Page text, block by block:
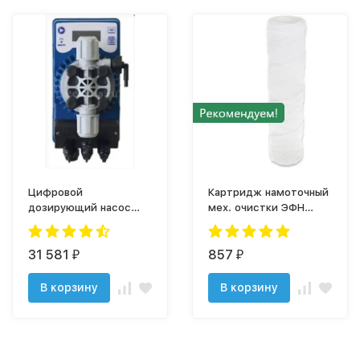
Цифровой
дозирующий насос
KOMPACT
(DPT200NPE+датчик
уровня)
31 581 ₽
В корзину
Картридж намоточный
мех. очистки ЭФН
112/508-5
857 ₽
В корзину